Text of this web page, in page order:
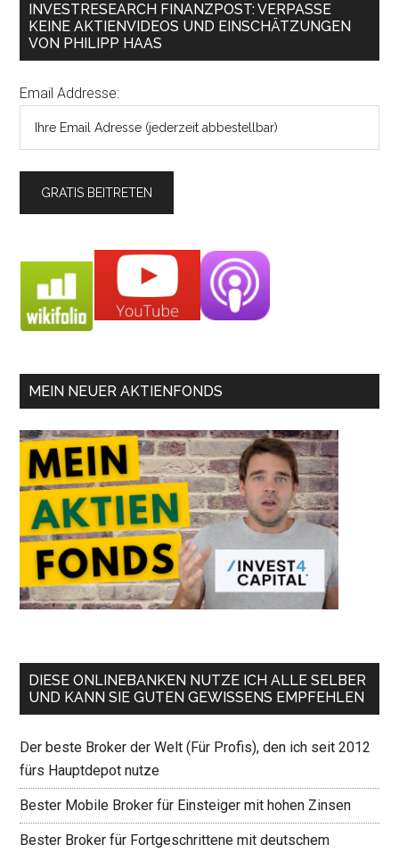
INVESTRESEARCH FINANZPOST: VERPASSE
KEINE AKTIENVIDEOS UND EINSCHÄTZUNGEN
VON PHILIPP HAAS
Email Addresse:
MEIN NEUER AKTIENFONDS
DIESE ONLINEBANKEN NUTZE ICH ALLE SELBER
UND KANN SIE GUTEN GEWISSENS EMPFEHLEN
Der beste Broker der Welt (Für Profis), den ich seit 2012
fürs Hauptdepot nutze
Bester Mobile Broker für Einsteiger mit hohen Zinsen
Bester Broker für Fortgeschrittene mit deutschem